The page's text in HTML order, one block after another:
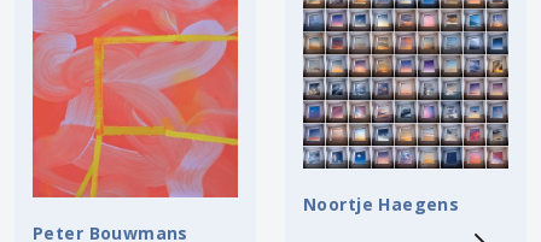
Peter Bouwmans
Noortje Haegens